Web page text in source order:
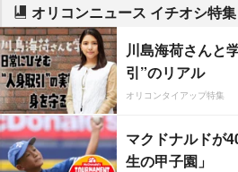
オリコンニュース イチオシ特集
川島海荷さんと
引”のリアル
オリコンタイアップ特集
マクドナルドが
生の甲子園」